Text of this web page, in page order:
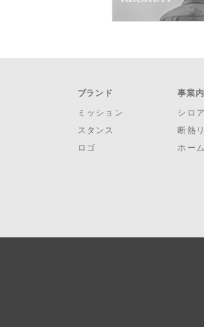
ブランド
ミッション
スタンス
ロゴ
事業
シロ
断熱
ホー